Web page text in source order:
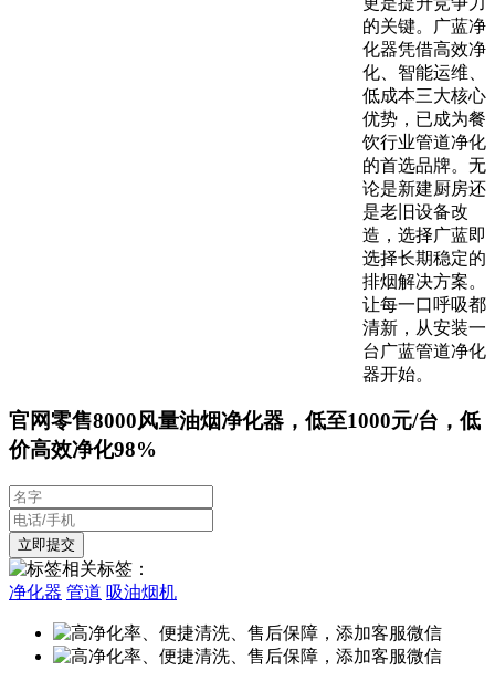
的关键。广蓝净
化器凭借高效净
化、智能运维、
低成本三大核心
优势，已成为餐
饮行业管道净化
的首选品牌。无
论是新建厨房还
是老旧设备改
造，选择广蓝即
选择长期稳定的
排烟解决方案。
让每一口呼吸都
清新，从安装一
台广蓝管道净化
器开始。
官网零售8000风量油烟净化器，低至1000元/台，低
价高效净化98%
相关标签：
净化器 管道 吸油烟机